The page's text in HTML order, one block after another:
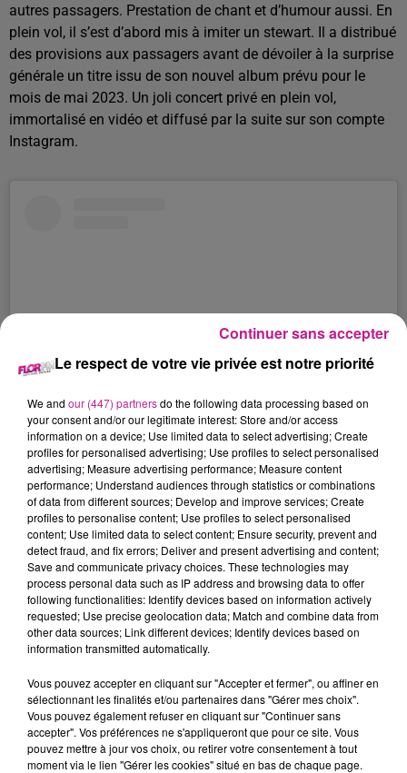
autres passagers. Prestation de chant et d’humour aussi. En
plein vol, il s’est d’abord mis à imiter un stewart. Il a distribué
des provisions aux passagers avant de dévoiler à la surprise
générale un titre issu de son nouvel album prévu pour le
mois de mai 2023. Un joli concert privé en plein vol,
immortalisé en vidéo et diffusé par la suite sur son compte
Instagram.
Voir cette publication sur Instagram
Une publication partagée par Lewis Capaldi (@lewiscapaldi)
TITRES DIFFUSÉS Voir plus
12h50
12h50 12h48
12h48 12h39
12h39
Le respect de votre vie privée est notre priorité
We and our (447) partnersdo the following data processing based on
your consent and/or our legitimate interest: Store and/or access
information on a device; Use limited data to select advertising; Create
profiles for personalised advertising; Use profiles to select personalised
advertising; Measure advertising performance; Measure content
performance; Understand audiences through statistics or combinations
of data from different sources; Develop and improve services; Create
profiles to personalise content; Use profiles to select personalised
content; Use limited data to select content; Ensure security, prevent and
detect fraud, and fix errors; Deliver and present advertising and content;
Save and communicate privacy choices. These technologies may
process personal data such as IP address and browsing data to offer
following functionalities: Identify devices based on information actively
requested; Use precise geolocation data; Match and combine data from
other data sources; Link different devices; Identify devices based on
information transmitted automatically.
Vous pouvez accepter en cliquant sur "Accepter et fermer", ou affiner en
sélectionnant les finalités et/ou partenaires dans "Gérer mes choix".
Vous pouvez également refuser en cliquant sur "Continuer sans
accepter". Vos préférences ne s'appliqueront que pour ce site. Vous
pouvez mettre à jour vos choix, ou retirer votre consentement à tout
moment via le lien "Gérer les cookies" situé en bas de chaque page.
Continuer sans accepter